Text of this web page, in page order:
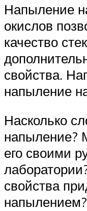
Напыление
окислов
качество
свойства.
напыление
Насколько
напыление?
его своими
свойства
напылением?